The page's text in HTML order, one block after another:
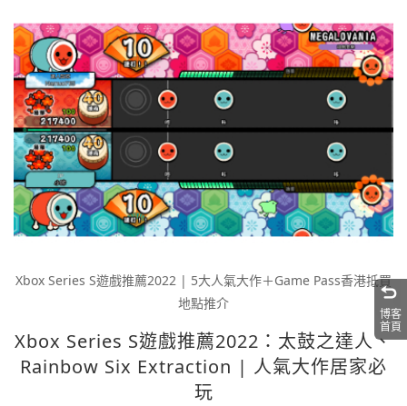
Xbox Series S遊戲推薦2022 | 5大人氣大作＋Game Pass香港抵買
地點推介
Xbox Series S遊戲推薦2022：太鼓之達人、
Rainbow Six Extraction | 人氣大作居家必
玩
博客
首頁